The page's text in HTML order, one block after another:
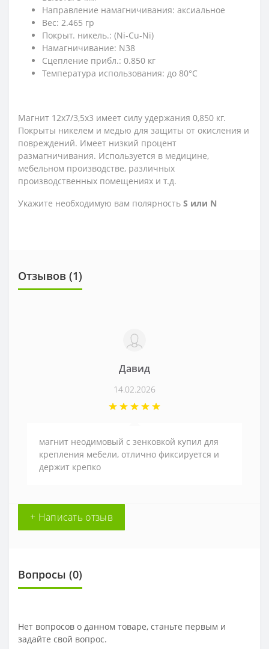
Направление намагничивания: аксиальное
Вес: 2.465 гр
Покрыт. никель.: (Ni-Cu-Ni)
Намагничивание: N38
Сцепление прибл.: 0.850 кг
Температура использования: до 80°C
Магнит 12х7/3,5х3 имеет силу удержания 0,850 кг.
Покрыты никелем и медью для защиты от окисления и
повреждений. Имеет низкий процент
размагничивания. Используется в медицине,
мебельном производстве, различных
производственных помещениях и т.д.
Укажите необходимую вам полярность S или N
Отзывов (1)
Давид
14.02.2026
магнит неодимовый с зенковкой купил для
крепления мебели, отлично фиксируется и
держит крепко
+ Написать отзыв
Вопросы (0)
Нет вопросов о данном товаре, станьте первым и
задайте свой вопрос.